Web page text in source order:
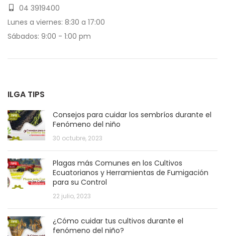
04 3919400
Lunes a viernes: 8:30 a 17:00
Sábados: 9:00 - 1:00 pm
ILGA TIPS
Consejos para cuidar los sembríos durante el
Fenómeno del niño
30 octubre, 2023
Plagas más Comunes en los Cultivos
Ecuatorianos y Herramientas de Fumigación
para su Control
22 julio, 2023
¿Cómo cuidar tus cultivos durante el
fenómeno del niño?